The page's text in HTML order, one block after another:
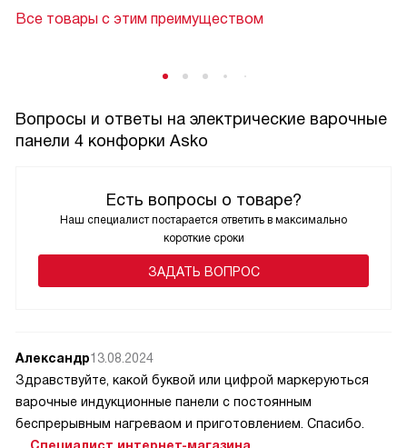
Все товары с этим преимуществом
Вопросы и ответы на электрические варочные
панели 4 конфорки Asko
Есть вопросы о товаре?
Наш специалист постарается ответить в максимально
короткие сроки
ЗАДАТЬ ВОПРОС
Александр13.08.2024
Здравствуйте, какой буквой или цифрой маркеруються
варочные индукционные панели с постоянным
беспрерывным нагреваом и приготовлением. Спасибо.